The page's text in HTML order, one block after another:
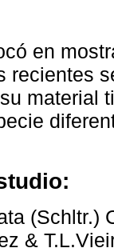
en
recientes
material
(Schltr.)
&